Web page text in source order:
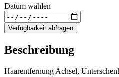
Datum wählen
Verfügbarkeit abfragen
Beschreibung
Haarentfernung Achsel,